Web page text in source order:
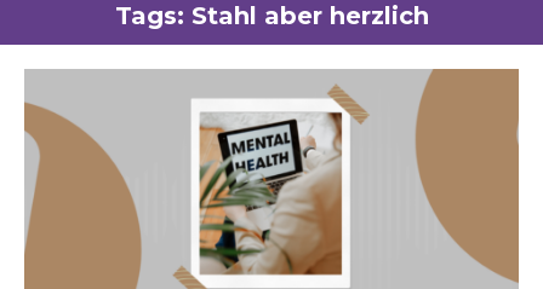
Tags: Stahl aber herzlich